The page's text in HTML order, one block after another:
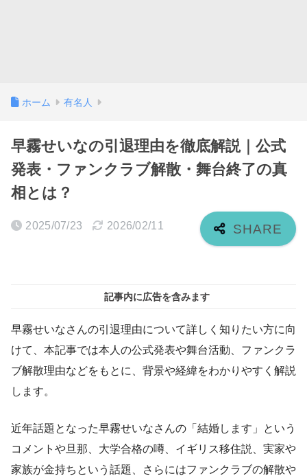
ホーム 有名人
早霧せいなの引退理由を徹底解説｜公式
発表・ファンクラブ解散・舞台終了の真
相とは？
2025/07/23 2026/02/11
記事内に広告を含みます
早霧せいなさんの引退理由について詳しく知りたい方に向
けて、本記事では本人の公式発表や舞台活動、ファンクラ
ブ解散理由などをもとに、背景や経緯をわかりやすく解説
します。
近年話題となった早霧せいなさんの「結婚します」という
コメントや旦那、大学合格の噂、イギリス移住説、実家や
家族が金持ちという話題、さらにはファンクラブの解散や